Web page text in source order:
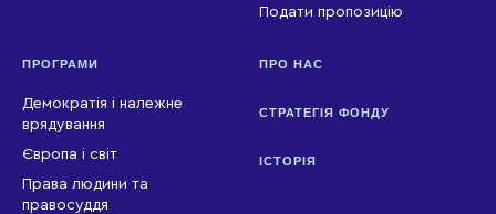
Подати пропозицію
ПРОГРАМИ
Демократія і належне
врядування
Європа і світ
Права людини та
правосуддя
ПРО НАС
СТРАТЕГІЯ ФОНДУ
ІСТОРІЯ